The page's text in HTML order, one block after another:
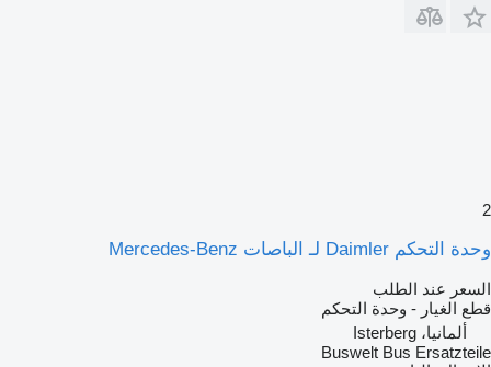
2
وحدة التحكم Daimler لـ الباصات Mercedes-Benz
السعر عند الطلب
قطع الغيار - وحدة التحكم
ألمانيا، Isterberg
Buswelt Bus Ersatzteile